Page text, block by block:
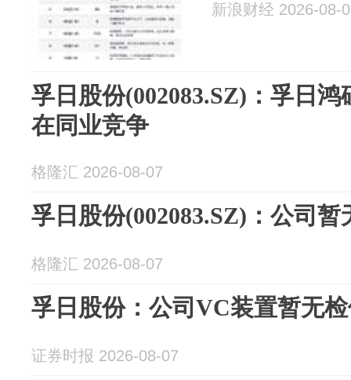
新浪财经 2026-08-
孚日股份(002083.SZ)：孚日
在同业竞争
格隆汇 2026-08-07
孚日股份(002083.SZ)：公司暂
格隆汇 2026-08-07
孚日股份：公司VC装置暂无
证券时报 2026-08-07